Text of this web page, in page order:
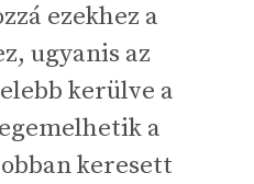
ezekhez a
ugyanis az
kerülve a
a
keresett